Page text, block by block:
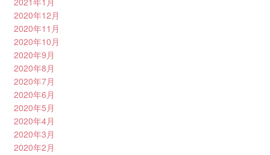
2020年12月
2020年11月
2020年10月
2020年9月
2020年8月
2020年7月
2020年6月
2020年5月
2020年4月
2020年3月
2020年2月